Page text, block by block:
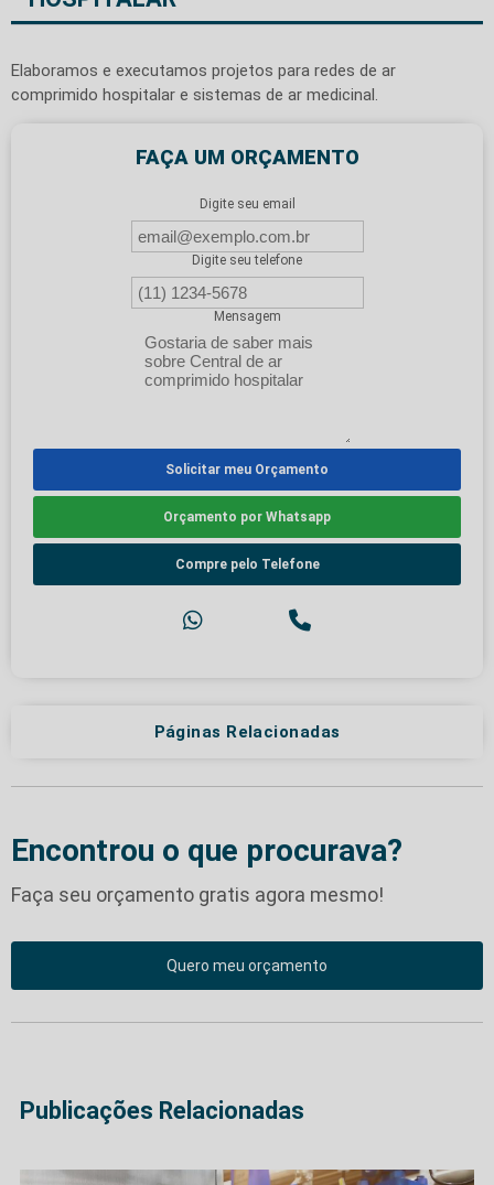
Elaboramos e executamos projetos para redes de ar
comprimido hospitalar e sistemas de ar medicinal.
FAÇA UM ORÇAMENTO
Digite seu email
Digite seu telefone
Mensagem
Solicitar meu Orçamento
Orçamento por Whatsapp
Compre pelo Telefone
Páginas Relacionadas
Encontrou o que procurava?
Faça seu orçamento gratis agora mesmo!
Quero meu orçamento
Publicações Relacionadas